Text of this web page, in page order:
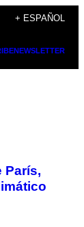
+ ESPAÑOL
NEWSLETTER
París,